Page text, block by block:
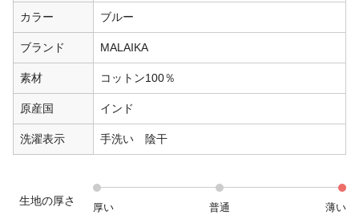
カラー ブルー
ブランド MALAIKA
素材 コットン100％
原産国 インド
洗濯表示 手洗い 陰干
生地の厚さ
厚い 普通 薄い